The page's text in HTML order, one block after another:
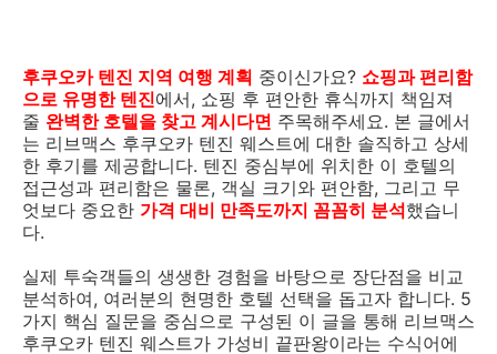
후쿠오카 텐진 지역 여행 계획 중이신가요? 쇼핑과 편리함
으로 유명한 텐진에서, 쇼핑 후 편안한 휴식까지 책임져
줄 완벽한 호텔을 찾고 계시다면 주목해주세요. 본 글에서
는 리브맥스 후쿠오카 텐진 웨스트에 대한 솔직하고 상세
한 후기를 제공합니다. 텐진 중심부에 위치한 이 호텔의
접근성과 편리함은 물론, 객실 크기와 편안함, 그리고 무
엇보다 중요한 가격 대비 만족도까지 꼼꼼히 분석했습니
다.
실제 투숙객들의 생생한 경험을 바탕으로 장단점을 비교
분석하여, 여러분의 현명한 호텔 선택을 돕고자 합니다. 5
가지 핵심 질문을 중심으로 구성된 이 글을 통해 리브맥스
후쿠오카 텐진 웨스트가 가성비 끝판왕이라는 수식어에